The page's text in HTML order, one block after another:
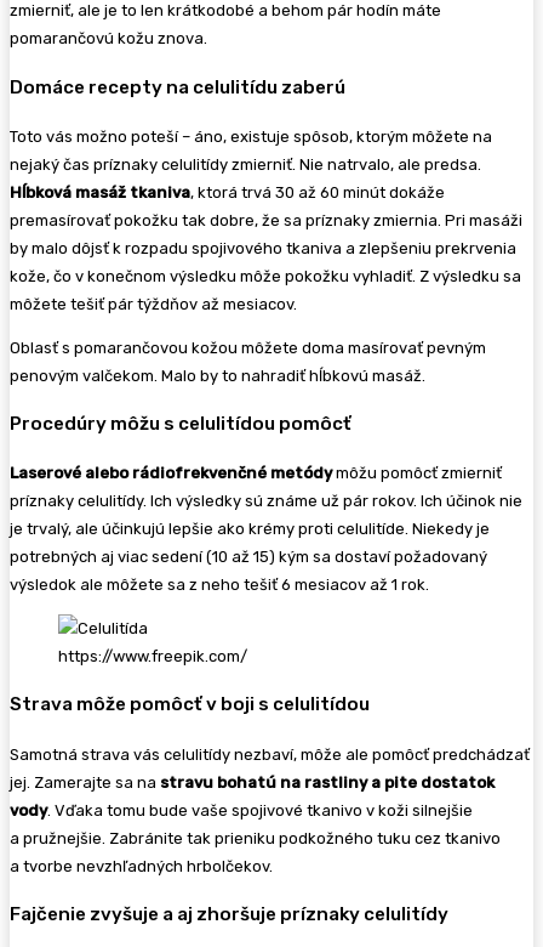
zmierniť, ale je to len krátkodobé a behom pár hodín máte
pomarančovú kožu znova.
Domáce recepty na celulitídu zaberú
Toto vás možno poteší – áno, existuje spôsob, ktorým môžete na
nejaký čas príznaky celulitídy zmierniť. Nie natrvalo, ale predsa.
Hĺbková masáž tkaniva, ktorá trvá 30 až 60 minút dokáže
premasírovať pokožku tak dobre, že sa príznaky zmiernia. Pri masáži
by malo dôjsť k rozpadu spojivového tkaniva a zlepšeniu prekrvenia
kože, čo v konečnom výsledku môže pokožku vyhladiť. Z výsledku sa
môžete tešiť pár týždňov až mesiacov.
Oblasť s pomarančovou kožou môžete doma masírovať pevným
penovým valčekom. Malo by to nahradiť hĺbkovú masáž.
Procedúry môžu s celulitídou pomôcť
Laserové alebo rádiofrekvenčné metódymôžu pomôcť zmierniť
príznaky celulitídy. Ich výsledky sú známe už pár rokov. Ich účinok nie
je trvalý, ale účinkujú lepšie ako krémy proti celulitíde. Niekedy je
potrebných aj viac sedení (10 až 15) kým sa dostaví požadovaný
výsledok ale môžete sa z neho tešiť 6 mesiacov až 1 rok.
https://www.freepik.com/
Strava môže pomôcť v boji s celulitídou
Samotná strava vás celulitídy nezbaví, môže ale pomôcť predchádzať
jej. Zamerajte sa na stravu bohatú na rastliny a pite dostatok
vody. Vďaka tomu bude vaše spojivové tkanivo v koži silnejšie
a pružnejšie. Zabránite tak prieniku podkožného tuku cez tkanivo
a tvorbe nevzhľadných hrbolčekov.
Fajčenie zvyšuje a aj zhoršuje príznaky celulitídy